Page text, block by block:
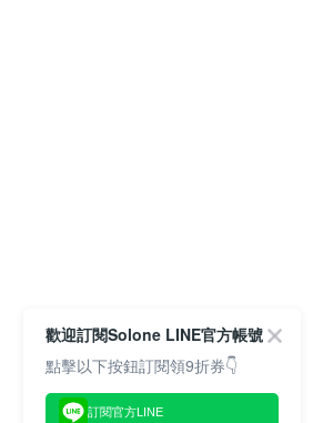
歡迎訂閱Solone LINE官方帳號
點擊以下按鈕訂閱領9折券👇
訂閱官方LINE